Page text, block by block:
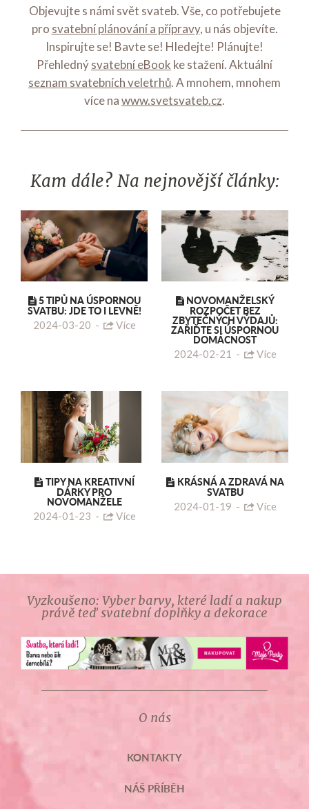
Objevujte s námi svět svateb. Vše, co potřebujete
pro svatební plánování a přípravy, u nás objevíte.
Inspirujte se! Bavte se! Hledejte! Plánujte!
Přehlednýsvatební eBook ke stažení. Aktuální
seznam svatebních veletrhů. A mnohem, mnohem
více nawww.svetsvateb.cz.
Kam dále? Na nejnovější články:
5 TIPŮ NA ÚSPORNOU
SVATBU: JDE TO I LEVNĚ!
2024-03-20 - Více
NOVOMANŽELSKÝ
ROZPOČET BEZ
ZBYTEČNÝCH VÝDAJŮ:
ZAŘIĎTE SI ÚSPORNOU
DOMÁCNOST
2024-02-21 - Více
TIPY NA KREATIVNÍ
DÁRKY PRO
NOVOMANŽELE
2024-01-23 - Více
KRÁSNÁ A ZDRAVÁ NA
SVATBU
2024-01-19 - Více
Vyzkoušeno: Vyber barvy, které ladí a nakup
právě teď svatební doplňky a dekorace
O nás
KONTAKTY
NÁŠ PŘÍBĚH